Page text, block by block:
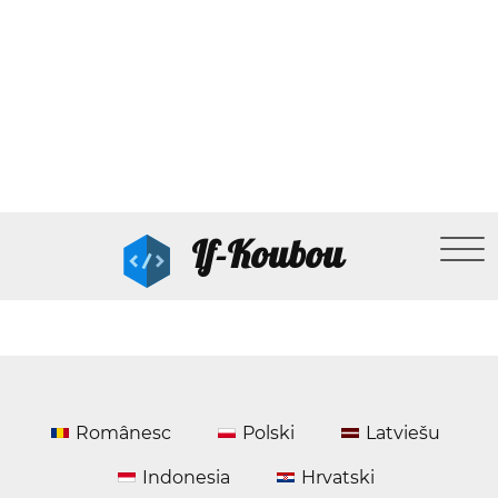
If-Koubou
Românesc Polski Latviešu
Indonesia Hrvatski